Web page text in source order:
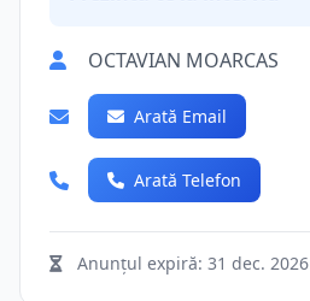
OCTAVIAN MOARCAS
Arată Email
Arată Telefon
Anunțul expiră: 31 dec. 2026